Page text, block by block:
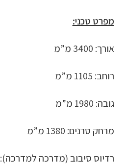
מפרט טכני:
אורך: 3400 מ”מ
רוחב: 1105 מ”מ
גובה: 1980 מ”מ
מרחק סרנים: 1380 מ”מ
רדיוס סיבוב (מדרכה למדרכה): 5500 מ”מ